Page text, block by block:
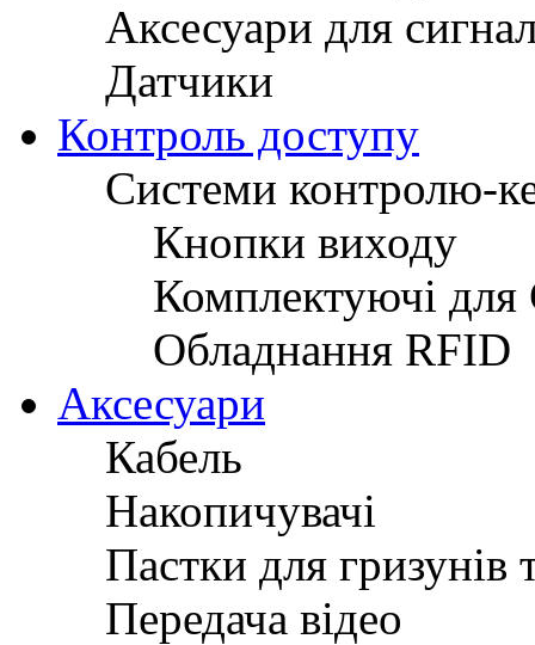
Аксесуари для
Датчики
Контроль доступу
Системи контролю-
Кнопки виходу
Комплектуючі
Обладнання RFID
Аксесуари
Кабель
Накопичувачі
Пастки для гризунів
Передача відео